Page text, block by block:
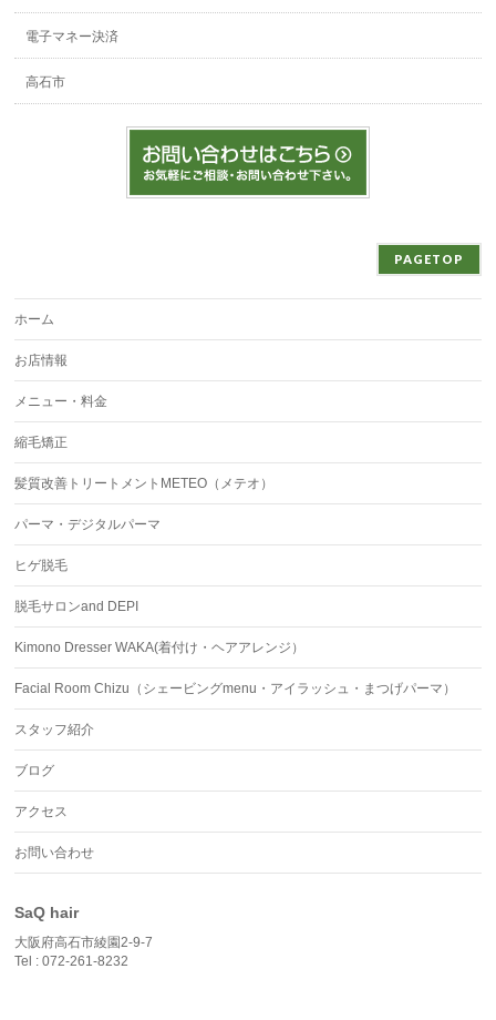
電子マネー決済
高石市
PAGETOP
ホーム
お店情報
メニュー・料金
縮毛矯正
髪質改善トリートメントMETEO（メテオ）
パーマ・デジタルパーマ
ヒゲ脱毛
脱毛サロンand DEPI
Kimono Dresser WAKA(着付け・ヘアアレンジ）
Facial Room Chizu（シェービングmenu・アイラッシュ・まつげパーマ）
スタッフ紹介
ブログ
アクセス
お問い合わせ
SaQ hair
大阪府高石市綾園2-9-7
Tel : 072-261-8232